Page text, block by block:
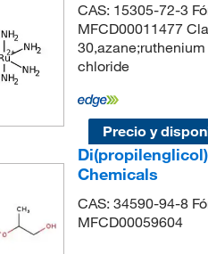
CAS: 15305-72-3
MFCD00011477
chloride
Precio y
Chemicals
CAS: 34590-94-8
MFCD00059604